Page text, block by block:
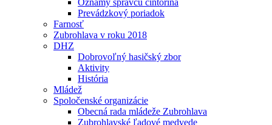
Oznamy správcu cintorína
Prevádzkový poriadok
Farnosť
Zubrohlava v roku 2018
DHZ
Dobrovoľný hasičský zbor
Aktivity
História
Mládež
Spoločenské organizácie
Obecná rada mládeže Zubrohlava
Zubrohlavské ľadové medvede